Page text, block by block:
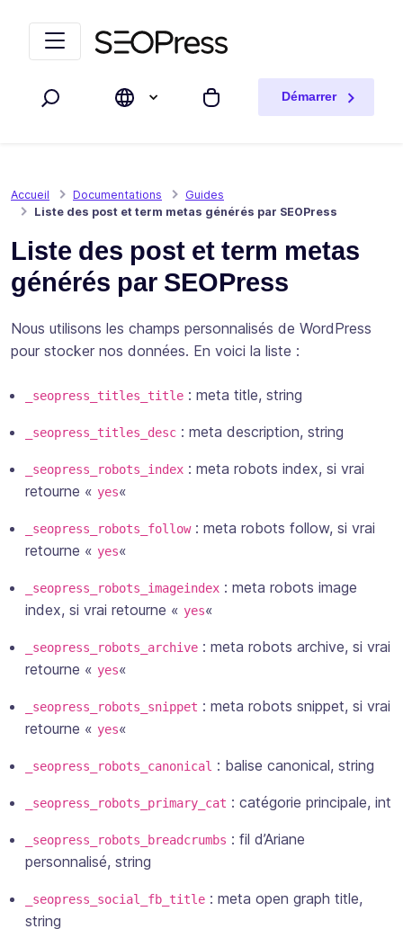
Rechercher Mon panier
Démarrer
Accueil Documentations
Guides
Liste des post et term metas générés par SEOPress
Liste des post et term metas
générés par SEOPress
Nous utilisons les champs personnalisés de WordPress
pour stocker nos données. En voici la liste :
_seopress_titles_title : meta title, string
_seopress_titles_desc : meta description, string
_seopress_robots_index : meta robots index, si vrai
retourne « yes«
_seopress_robots_follow: meta robots follow, si vrai
retourne « yes«
_seopress_robots_imageindex : meta robots image
index, si vrai retourne « yes«
_seopress_robots_archive : meta robots archive, si vrai
retourne « yes«
_seopress_robots_snippet : meta robots snippet, si vrai
retourne « yes«
_seopress_robots_canonical : balise canonical, string
_seopress_robots_primary_cat : catégorie principale, int
_seopress_robots_breadcrumbs : fil d’Ariane
personnalisé, string
_seopress_social_fb_title : meta open graph title,
string